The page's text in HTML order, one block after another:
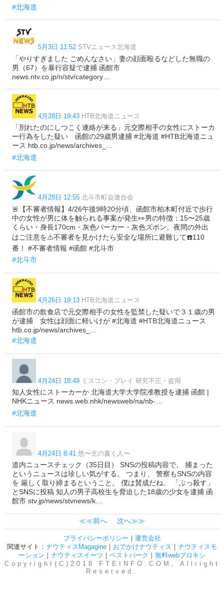
#北海道
5月3日 11:52 STVニュース北海道
「やりすぎました ごめんなさい」妻の顔面殴るなどした無職の
男（67）を暴行容疑で逮捕 函館市
news.ntv.co.jp/n/stv/category…
4月28日 19:43 HTB北海道ニュース
「別れたのにしつこく連絡が来る」元交際相手の女性にストーカ
ー行為をした疑い 函館の29歳男逮捕 #北海道 #HTB北海道ニュ
ース htb.co.jp/news/archives_…
#北海道
4月28日 12:55 北斗市町会連合会
🚨【不審者情報】4/26午後9時20分頃、函館市柏木町付近で歩行
中の女性が男に体を触られる事案が発生👀男の特徴：15〜25歳
くらい・身長170cm・灰色パーカー・灰色ズボン。夜間の外出
はご注意を⚠️不審者を見かけたら安全な場所に避難して☎️110
番！ #不審者情報 #函館 #北斗市
#北斗市
4月26日 19:13 HTB北海道ニュース
函館市の飲食店で元交際相手の女性を監禁した疑いで３１歳の男
が逮捕 女性は顔面に軽いけが #北海道 #HTB北海道ニュース
htb.co.jp/news/archives_…
#北海道
4月24日 18:49 ミスコン・プレイ 研究不正・盗用
知人女性にストーカーか 北海道大学大学院准教授を逮捕 函館 |
NHKニュース news.web.nhk/newsweb/na/nb-…
#北海道
4月24日 8:41 悠〜北の書く人〜
道内ニュースチェック（35日目） SNSの投稿内容で、 捕まった
というニュースは珍しい気がする。 つまり、 警察もSNSの内容
を 厳しく取り締まるということ。 僕は賛成だね。 「ぶっ殺す」
とSNSに投稿 知人の男子高校生を脅迫した18歳の少女を逮捕 函
館市 stv.jp/news/stvnews/k…
≪≪前へ 次へ≫≫
プライバシーポリシー ｜ 運営会社
関連サイト： ナウティスMagagine ｜ おでかけナウティス ｜ ナウティスモ
ーション ｜ ナウティスイーツ ｜ ベストパーク ｜ 無料webプロキシ
Copyright(C)2018 FTEINFO.COM, Allright
Reserved.